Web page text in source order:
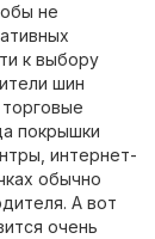
не
к выбору
шин
покрышки
интернет-
обычно
А вот
очень